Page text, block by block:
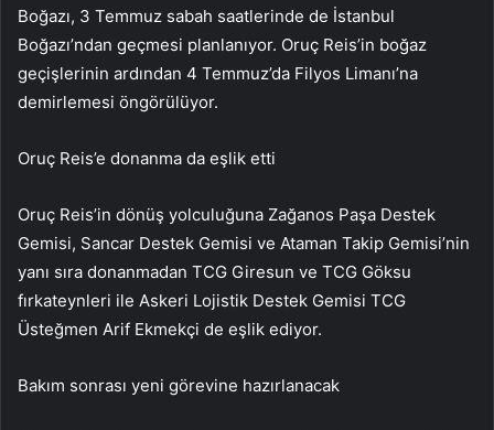
Boğazı, 3 Temmuz sabah saatlerinde de İstanbul
Boğazı’ndan geçmesi planlanıyor. Oruç Reis’in boğaz
geçişlerinin ardından 4 Temmuz’da Filyos Limanı’na
demirlemesi öngörülüyor.
Oruç Reis’e donanma da eşlik etti
Oruç Reis’in dönüş yolculuğuna Zağanos Paşa Destek
Gemisi, Sancar Destek Gemisi ve Ataman Takip Gemisi’nin
yanı sıra donanmadan TCG Giresun ve TCG Göksu
fırkateynleri ile Askeri Lojistik Destek Gemisi TCG
Üsteğmen Arif Ekmekçi de eşlik ediyor.
Bakım sonrası yeni görevine hazırlanacak